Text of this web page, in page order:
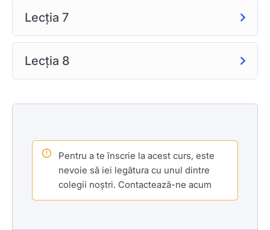
oameni, manipulare, dogme, etc.
Toate procedurile, programele, tehnicile, antrenamentele
Difuzarea materialelor fără acordul fondatorului sunt
ilegale.
Lecția 7
Lecția 8
Pentru a te înscrie la acest curs, este
nevoie să iei legătura cu unul dintre
colegii noștri. Contactează-ne acum